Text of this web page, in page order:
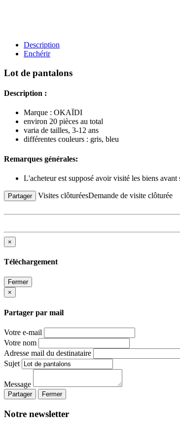
Description
Enchérir
Lot de pantalons
Description :
Marque : OKAÏDI
environ 20 pièces au total
varia de tailles, 3-12 ans
différentes couleurs : gris, bleu
Remarques générales:
L'acheteur est supposé avoir visité les biens
Partager Visites clôturéesDemande de visite clôturée
×
Téléchargement
Fermer
×
Partager par mail
Votre e-mail
Votre nom
Adresse mail du destinataire
Sujet
Message
Partager Fermer
Notre newsletter